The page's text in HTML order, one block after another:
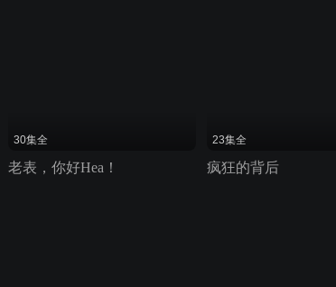
30集全
老表，你好Hea！
23集全
疯狂的背后